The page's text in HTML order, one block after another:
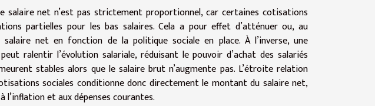
salaire net n’est pas strictement proportionnel, car certaines cotisations
partielles pour les bas salaires. Cela a pour effet d’atténuer ou, au
net en fonction de la politique sociale en place. À l’inverse, une
ralentir l’évolution salariale, réduisant le pouvoir d’achat des salariés
stables alors que le salaire brut n’augmente pas. L’étroite relation
sociales conditionne donc directement le montant du salaire net,
et aux dépenses courantes.